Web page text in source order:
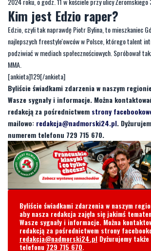
najlepszych freestyle'owców w Polsce, którego talent
podziwiać w mediach społecznościowych. Spróbował
MMA.
[ankieta]129[/ankieta]
Byliście świadkami zdarzenia w naszym
Wasze sygnały i informacje. Można
redakcją za pośrednictwem
mailowo:redakcja@nadmorski24.pl.
numerem telefonu 729 715 670.
Byliście świadkami zdarzenia w naszym
aby nasza redakcja zajęła się jakimś
Wasze sygnały i informacje. Można
redakcja@nadmorski24.plDyżurujemy także
telefonu729 715 670.